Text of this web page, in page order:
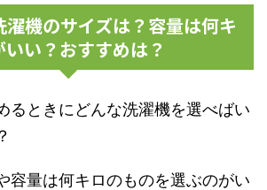
機のサイズは？容量は何キ
いい？おすすめは？
るときにどんな洗濯機を選べばい
容量は何キロのものを選ぶのがい